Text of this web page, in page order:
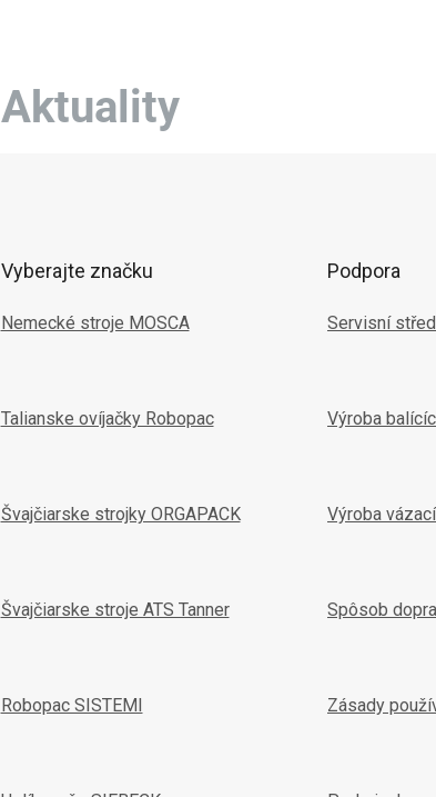
Aktuality
Vyberajte značku
Nemecké stroje MOSCA
Talianske ovíjačky Robopac
Švajčiarske strojky ORGAPACK
Švajčiarske stroje ATS Tanner
Robopac SISTEMI
Podpora
Servisní
Výroba
Výroba
Spôsob
Zásady